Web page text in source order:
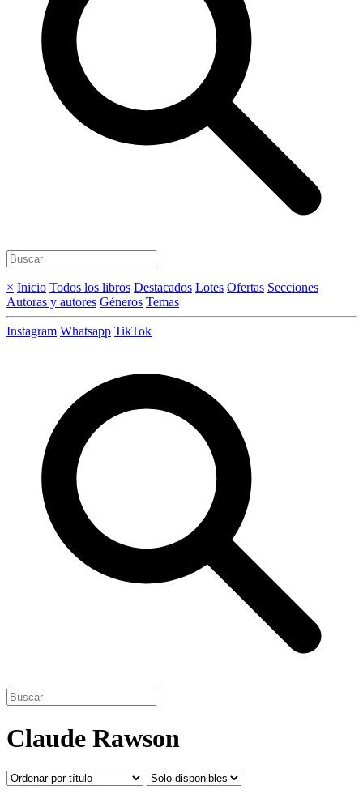
× Inicio Todos los libros Destacados Lotes Ofertas Secciones
Autoras y autores Géneros Temas
Instagram Whatsapp TikTok
Claude Rawson